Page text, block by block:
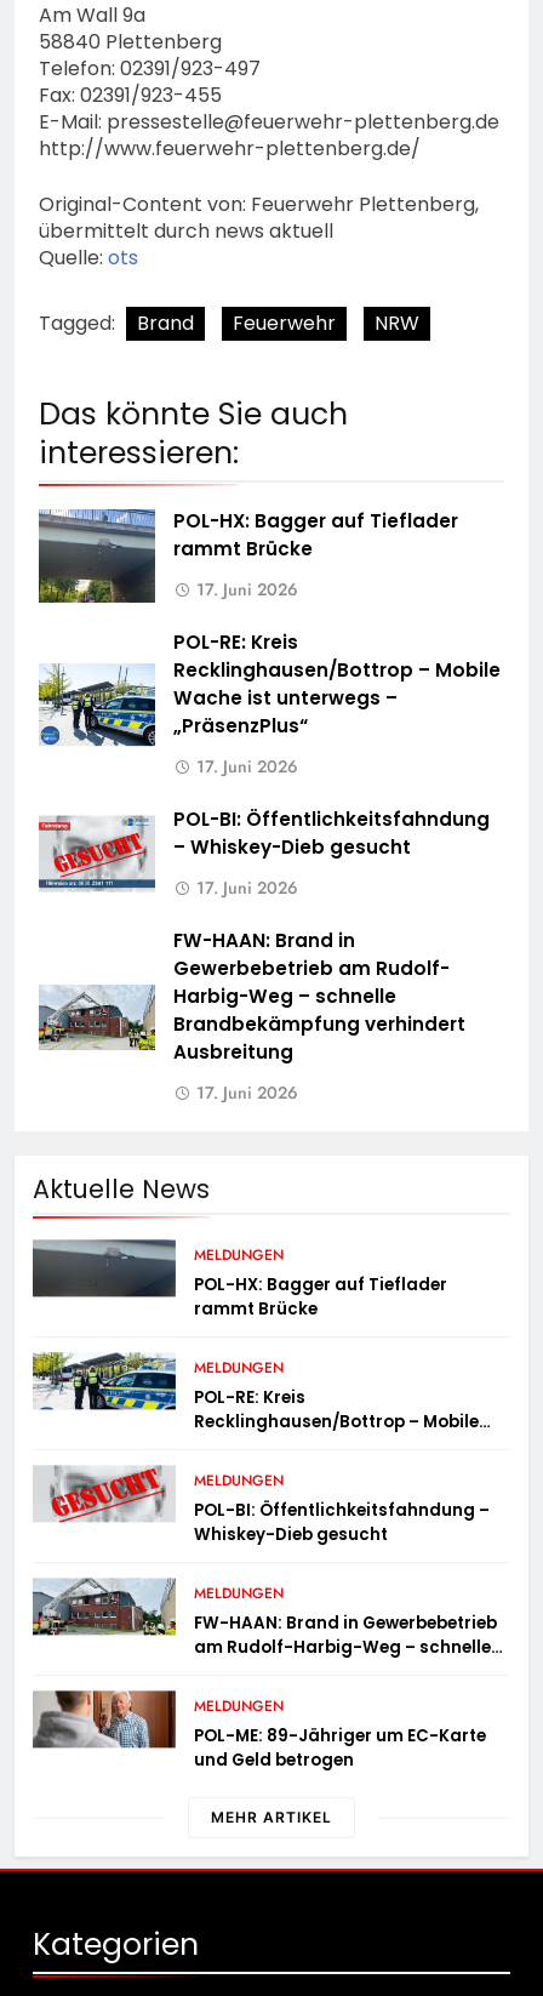
Am Wall 9a
58840 Plettenberg
Telefon: 02391/923-497
Fax: 02391/923-455
E-Mail: pressestelle@feuerwehr-plettenberg.de
http://www.feuerwehr-plettenberg.de/
Original-Content von: Feuerwehr Plettenberg,
übermittelt durch news aktuell
Quelle: ots
Tagged: Brand Feuerwehr NRW
Das könnte Sie auch
interessieren:
POL-HX: Bagger auf Tieflader
rammt Brücke
17. Juni 2026
POL-RE: Kreis
Recklinghausen/Bottrop – Mobile
Wache ist unterwegs –
„PräsenzPlus“
17. Juni 2026
POL-BI: Öffentlichkeitsfahndung
– Whiskey-Dieb gesucht
17. Juni 2026
FW-HAAN: Brand in
Gewerbebetrieb am Rudolf-
Harbig-Weg – schnelle
Brandbekämpfung verhindert
Ausbreitung
17. Juni 2026
Aktuelle News
MELDUNGEN
POL-HX: Bagger auf Tieflader
rammt Brücke
MELDUNGEN
POL-RE: Kreis
Recklinghausen/Bottrop – Mobile
„PräsenzPlus“
MELDUNGEN
POL-BI: Öffentlichkeitsfahndung –
Whiskey-Dieb gesucht
MELDUNGEN
FW-HAAN: Brand in Gewerbebetrieb
am Rudolf-Harbig-Weg – schnelle
Ausbreitung
MELDUNGEN
POL-ME: 89-Jähriger um EC-Karte
und Geld betrogen
MEHR ARTIKEL
Kategorien